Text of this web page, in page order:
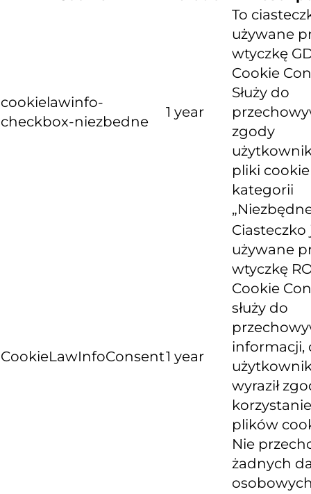
cookielawinfo-
checkbox-niezbedne
1 year
To
używane
wtyczkę
Cookie
Służy do
zgody
pliki
kategorii
CookieLawInfoConsent1 year
Ciasteczko
używane
wtyczkę
Cookie
służy do
informacji,
wyraził
plików
Nie
żadnych